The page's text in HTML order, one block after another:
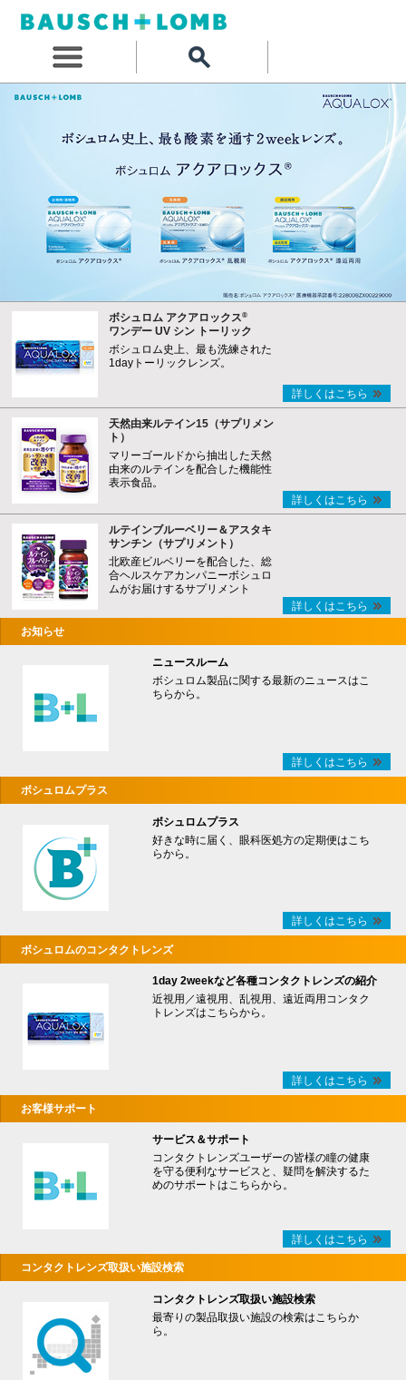
ボシュロム アクアロックス®
ワンデー UV シン トーリック
ボシュロム史上、最も洗練された
1dayトーリックレンズ。
詳しくはこちら
天然由来ルテイン15（サプリメン
ト）
マリーゴールドから抽出した天然
由来のルテインを配合した機能性
表示食品。
詳しくはこちら
ルテインブルーベリー＆アスタキ
サンチン（サプリメント）
北欧産ビルベリーを配合した、総
合ヘルスケアカンパニーボシュロ
ムがお届けするサプリメント
詳しくはこちら
お知らせ
ニュースルーム
ボシュロム製品に関する最新のニュースはこ
ちらから。
詳しくはこちら
ボシュロムプラス
ボシュロムプラス
好きな時に届く、眼科医処方の定期便はこち
らから。
詳しくはこちら
ボシュロムのコンタクトレンズ
1day 2weekなど各種コンタクトレンズの紹介
近視用／遠視用、乱視用、遠近両用コンタク
トレンズはこちらから。
詳しくはこちら
お客様サポート
サービス＆サポート
コンタクトレンズユーザーの皆様の瞳の健康
を守る便利なサービスと、疑問を解決するた
めのサポートはこちらから。
詳しくはこちら
コンタクトレンズ取扱い施設検索
コンタクトレンズ取扱い施設検索
最寄りの製品取扱い施設の検索はこちらか
ら。